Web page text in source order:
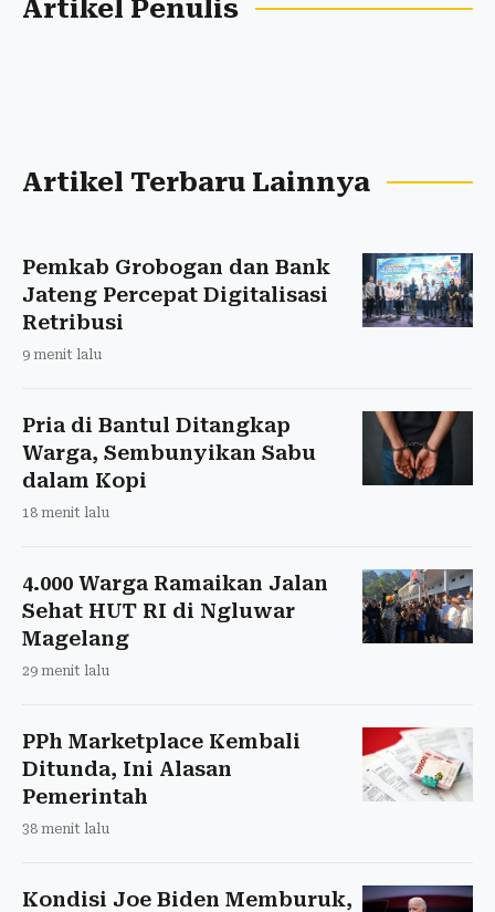
Artikel Penulis
Artikel Terbaru Lainnya
Pemkab Grobogan dan Bank
Jateng Percepat Digitalisasi
Retribusi
9 menit lalu
Pria di Bantul Ditangkap
Warga, Sembunyikan Sabu
dalam Kopi
18 menit lalu
4.000 Warga Ramaikan Jalan
Sehat HUT RI di Ngluwar
Magelang
29 menit lalu
PPh Marketplace Kembali
Ditunda, Ini Alasan
Pemerintah
38 menit lalu
Kondisi Joe Biden Memburuk,